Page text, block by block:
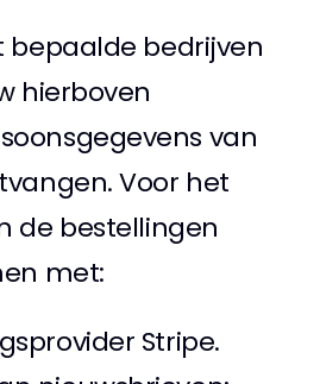
bepaalde bedrijven
hierboven
van
Voor het
de bestellingen
met:
Stripe.